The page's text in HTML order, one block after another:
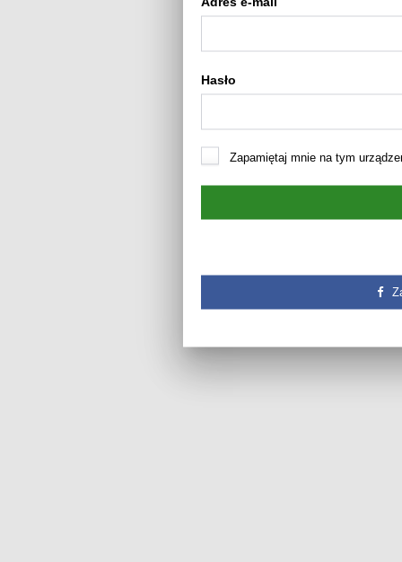
Hasło
Zapamiętaj mnie na tym